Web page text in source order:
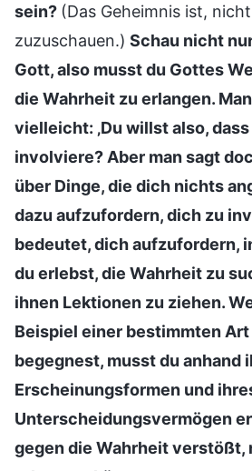
sein? (Das Geheimnis ist,
zuzuschauen.) Schau nicht
Gott, also musst du Gottes
die Wahrheit zu erlangen.
vielleicht: ‚Du willst also,
involviere? Aber man sagt
über Dinge, die dich nichts
dazu aufzufordern, dich zu
bedeutet, dich aufzufordern,
du erlebst, die Wahrheit zu
ihnen Lektionen zu ziehen.
Beispiel einer bestimmten
begegnest, musst du anhand
Erscheinungsformen und
Unterscheidungsvermögen
gegen die Wahrheit verstößt,